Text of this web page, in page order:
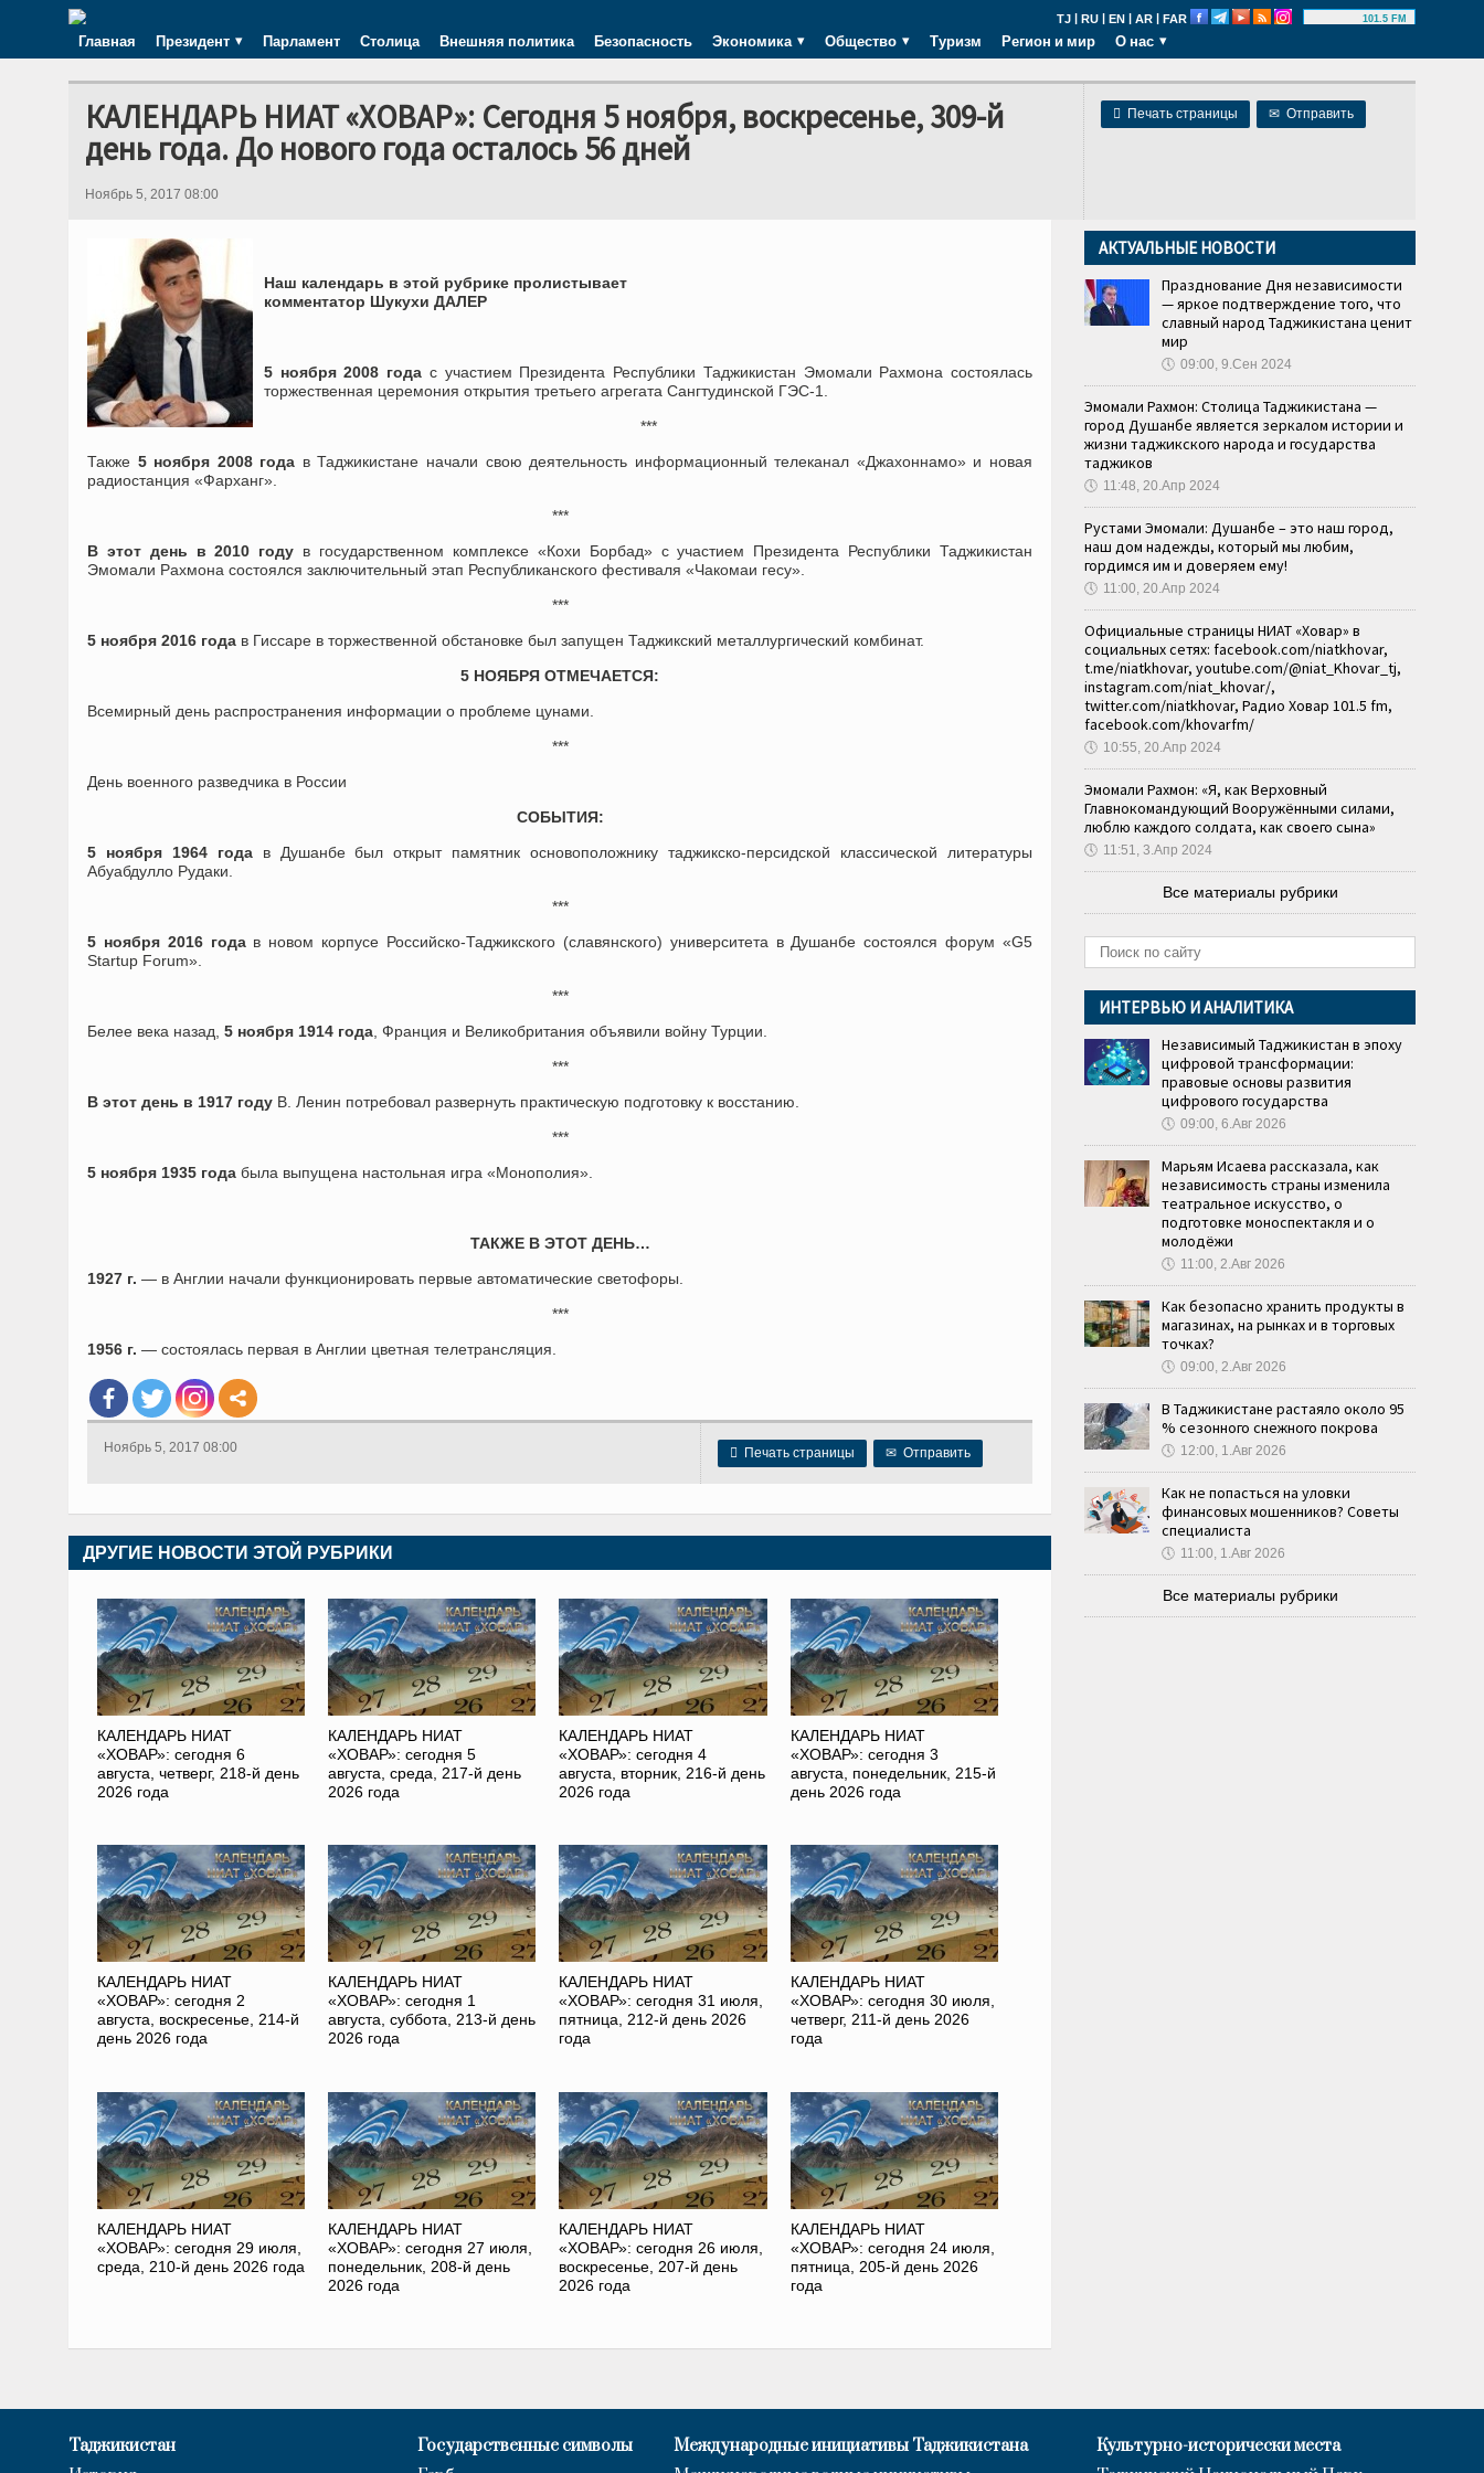
TJ | RU | EN | AR | FAR 101.5 FM
Главная Президент Парламент Столица Внешняя политика Безопасность Экономика Общество Туризм Регион и мир О нас
 Печать страницы ✉ Отправить
КАЛЕНДАРЬ НИАТ «ХОВАР»: Сегодня 5 ноября, воскресенье, 309-й
день года. До нового года осталось 56 дней
Ноябрь 5, 2017 08:00
Наш календарь в этой рубрике пролистывает
комментатор Шукухи ДАЛЕР
5 ноября 2008 года с участием Президента Республики Таджикистан Эмомали Рахмона состоялась
торжественная церемония открытия третьего агрегата Сангтудинской ГЭС-1.
***
Также 5 ноября 2008 года в Таджикистане начали свою деятельность информационный телеканал «Джахоннамо» и новая
радиостанция «Фарханг».
***
В этот день в 2010 году в государственном комплексе «Кохи Борбад» с участием Президента Республики Таджикистан
Эмомали Рахмона состоялся заключительный этап Республиканского фестиваля «Чакомаи гесу».
***
5 ноября 2016 года в Гиссаре в торжественной обстановке был запущен Таджикский металлургический комбинат.
5 НОЯБРЯ ОТМЕЧАЕТСЯ:
Всемирный день распространения информации о проблеме цунами.
***
День военного разведчика в России
СОБЫТИЯ:
5 ноября 1964 годав Душанбе был открыт памятник основоположнику таджикско-персидской классической литературы
Абуабдулло Рудаки.
***
5 ноября 2016 годав новом корпусе Российско-Таджикского (славянского) университета в Душанбе состоялся форум «G5
Startup Forum».
***
Белее века назад, 5 ноября 1914 года , Франция и Великобритания объявили войну Турции.
***
В этот день в 1917 году В. Ленин потребовал развернуть практическую подготовку к восстанию.
***
5 ноября 1935 года была выпущена настольная игра «Монополия».
ТАКЖЕ В ЭТОТ ДЕНЬ…
1927 г. — в Англии начали функционировать первые автоматические светофоры.
***
1956 г. — состоялась первая в Англии цветная телетрансляция.
 Печать страницы ✉ Отправить
Ноябрь 5, 2017 08:00
ДРУГИЕ НОВОСТИ ЭТОЙ РУБРИКИ
КАЛЕНДАРЬ НИАТ
«ХОВАР»: сегодня 6
августа, четверг, 218-й день
2026 года
КАЛЕНДАРЬ НИАТ
«ХОВАР»: сегодня 5
августа, среда, 217-й день
2026 года
КАЛЕНДАРЬ НИАТ
«ХОВАР»: сегодня 4
августа, вторник, 216-й день
2026 года
КАЛЕНДАРЬ НИАТ
«ХОВАР»: сегодня 3
августа, понедельник, 215-й
день 2026 года
КАЛЕНДАРЬ НИАТ
«ХОВАР»: сегодня 2
августа, воскресенье, 214-й
день 2026 года
КАЛЕНДАРЬ НИАТ
«ХОВАР»: сегодня 1
августа, суббота, 213-й день
2026 года
КАЛЕНДАРЬ НИАТ
«ХОВАР»: сегодня 31 июля,
пятница, 212-й день 2026
года
КАЛЕНДАРЬ НИАТ
«ХОВАР»: сегодня 30 июля,
четверг, 211-й день 2026
года
КАЛЕНДАРЬ НИАТ
«ХОВАР»: сегодня 29 июля,
среда, 210-й день 2026 года
КАЛЕНДАРЬ НИАТ
«ХОВАР»: сегодня 27 июля,
понедельник, 208-й день
2026 года
КАЛЕНДАРЬ НИАТ
«ХОВАР»: сегодня 26 июля,
воскресенье, 207-й день
2026 года
КАЛЕНДАРЬ НИАТ
«ХОВАР»: сегодня 24 июля,
пятница, 205-й день 2026
года
АКТУАЛЬНЫЕ НОВОСТИ
Празднование Дня независимости
— яркое подтверждение того, что
славный народ Таджикистана ценит
мир
🕔 09:00, 9.Сен 2024
Эмомали Рахмон: Столица Таджикистана —
город Душанбе является зеркалом истории и
жизни таджикского народа и государства
таджиков
🕔 11:48, 20.Апр 2024
Рустами Эмомали: Душанбе – это наш город,
наш дом надежды, который мы любим,
гордимся им и доверяем ему!
🕔 11:00, 20.Апр 2024
Официальные страницы НИАТ «Ховар» в
социальных сетях: facebook.com/niatkhovar,
t.me/niatkhovar, youtube.com/@niat_Khovar_tj,
instagram.com/niat_khovar/,
twitter.com/niatkhovar, Радио Ховар 101.5 fm,
facebook.com/khovarfm/
🕔 10:55, 20.Апр 2024
Эмомали Рахмон: «Я, как Верховный
Главнокомандующий Вооружёнными силами,
люблю каждого солдата, как своего сына»
🕔 11:51, 3.Апр 2024
Все материалы рубрики
ИНТЕРВЬЮ И АНАЛИТИКА
Независимый Таджикистан в эпоху
цифровой трансформации:
правовые основы развития
цифрового государства
🕔 09:00, 6.Авг 2026
Марьям Исаева рассказала, как
независимость страны изменила
театральное искусство, о
подготовке моноспектакля и о
молодёжи
🕔 11:00, 2.Авг 2026
Как безопасно хранить продукты в
магазинах, на рынках и в торговых
точках?
🕔 09:00, 2.Авг 2026
В Таджикистане растаяло около 95
% сезонного снежного покрова
🕔 12:00, 1.Авг 2026
Как не попасться на уловки
финансовых мошенников? Советы
специалиста
🕔 11:00, 1.Авг 2026
Все материалы рубрики
Таджикистан
Государственные символы
Международные инициативы Таджикистана
Культурно-исторически места